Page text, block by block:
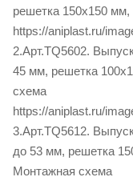
решетка 150х150 мм,
https://aniplast.ru/
2.Арт.TQ5602.
45 мм, решетка
схема
https://aniplast.ru/
3.Арт.TQ5612.
до 53 мм, решетка
Монтажная схема